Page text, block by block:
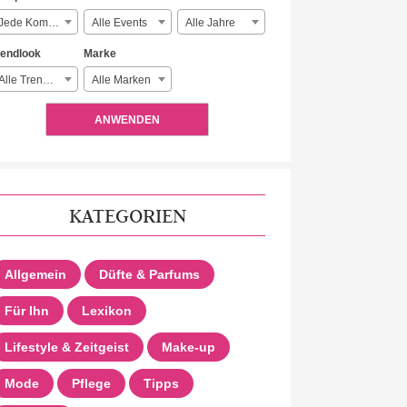
Jede Komplexität Alle Events Alle Jahre
Alle Trendlooks
Marke
Alle Marken
ANWENDEN
KATEGORIEN
Allgemein Düfte & Parfums
Für Ihn Lexikon
Lifestyle & Zeitgeist Make-up
Mode Pflege Tipps